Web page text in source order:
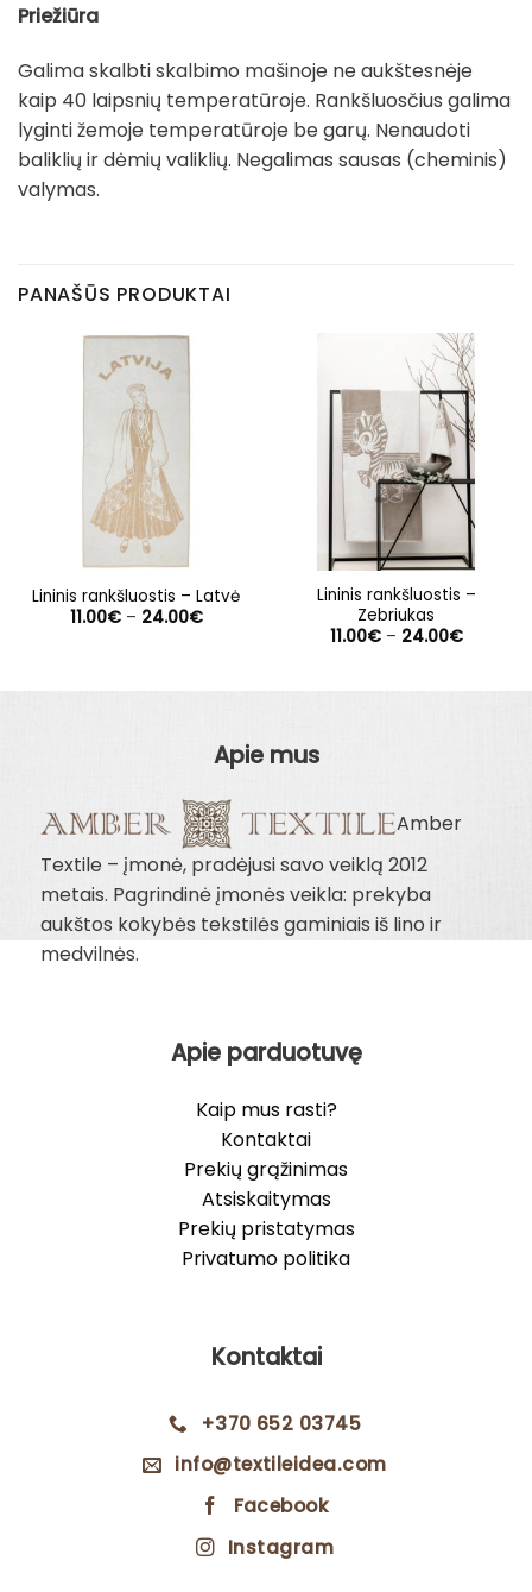
Priežiūra
Galima skalbti skalbimo mašinoje ne aukštesnėje
kaip 40 laipsnių temperatūroje. Rankšluosčius galima
lyginti žemoje temperatūroje be garų. Nenaudoti
baliklių ir dėmių valiklių. Negalimas sausas (cheminis)
valymas.
PANAŠŪS PRODUKTAI
Lininis rankšluostis – Latvė
11.00€ – 24.00€Price
Lininis rankšluostis –
Zebriukas
11.00€ – 24.00€Price
Apie mus
Amber
Textile – įmonė, pradėjusi savo veiklą 2012
metais. Pagrindinė įmonės veikla: prekyba
aukštos kokybės tekstilės gaminiais iš lino ir
medvilnės.
Apie parduotuvę
Kaip mus rasti?
Kontaktai
Prekių grąžinimas
Atsiskaitymas
Prekių pristatymas
Privatumo politika
Kontaktai
+370 652 03745
info@textileidea.com
Facebook
Instagram